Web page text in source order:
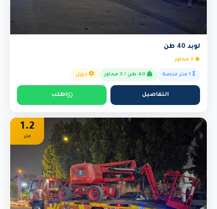
لوبد 40 طن
ديزل
التفاصيل اطلب
1.2
متر